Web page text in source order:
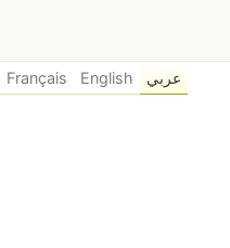
عربي English
Français